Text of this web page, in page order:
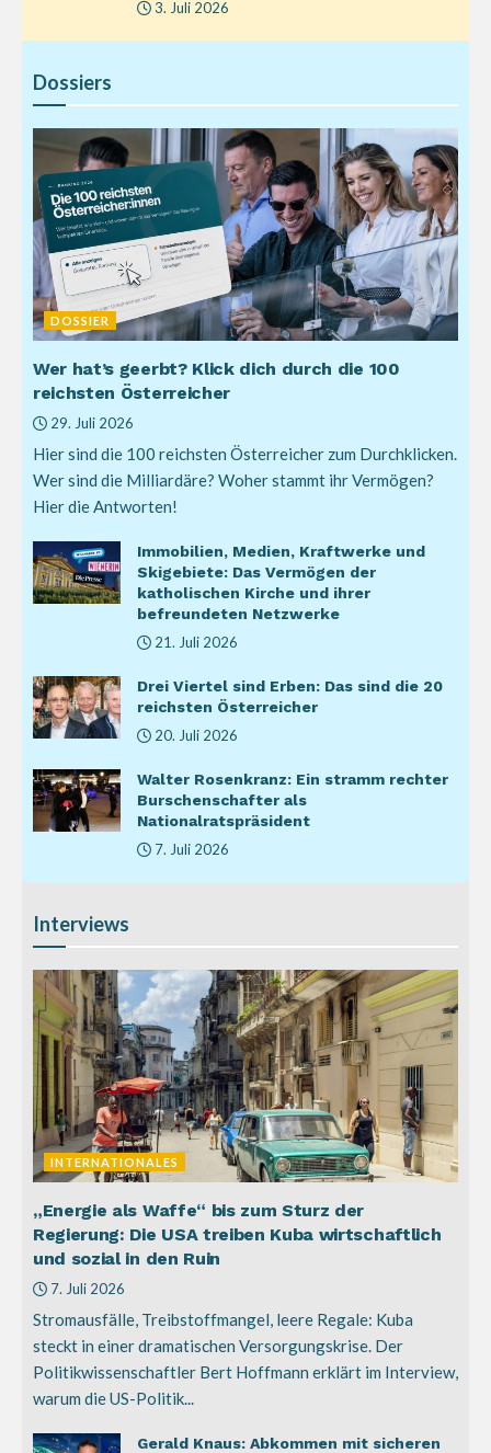
3. Juli 2026
Dossiers
DOSSIER
Wer hat’s geerbt? Klick dich durch die 100
reichsten Österreicher
29. Juli 2026
Hier sind die 100 reichsten Österreicher zum Durchklicken.
Wer sind die Milliardäre? Woher stammt ihr Vermögen?
Hier die Antworten!
Immobilien, Medien, Kraftwerke und
Skigebiete: Das Vermögen der
katholischen Kirche und ihrer
befreundeten Netzwerke
21. Juli 2026
Drei Viertel sind Erben: Das sind die 20
reichsten Österreicher
20. Juli 2026
Walter Rosenkranz: Ein stramm rechter
Burschenschafter als
Nationalratspräsident
7. Juli 2026
Interviews
INTERNATIONALES
„Energie als Waffe“ bis zum Sturz der
Regierung: Die USA treiben Kuba wirtschaftlich
und sozial in den Ruin
7. Juli 2026
Stromausfälle, Treibstoffmangel, leere Regale: Kuba
steckt in einer dramatischen Versorgungskrise. Der
Politikwissenschaftler Bert Hoffmann erklärt im Interview,
warum die US-Politik...
Gerald Knaus: Abkommen mit sicheren